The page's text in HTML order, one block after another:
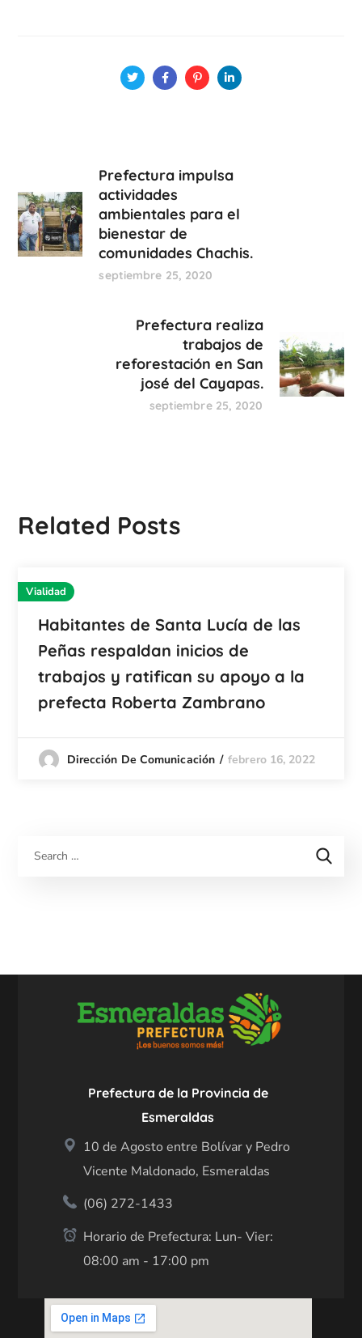
Prefectura impulsa
actividades
ambientales para el
bienestar de
comunidades Chachis.
septiembre 25, 2020
Prefectura realiza
trabajos de
reforestación en San
josé del Cayapas.
septiembre 25, 2020
Related Posts
Vialidad
Habitantes de Santa Lucía de las
Peñas respaldan inicios de
trabajos y ratifican su apoyo a la
prefecta Roberta Zambrano
Dirección De Comunicación febrero 16, 2022
Prefectura de la Provincia de
Esmeraldas
10 de Agosto entre Bolívar y Pedro
Vicente Maldonado, Esmeraldas
(06) 272-1433
Horario de Prefectura: Lun- Vier:
08:00 am - 17:00 pm